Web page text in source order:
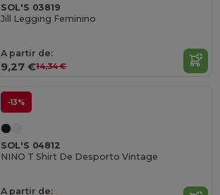
SOL'S 03819
Jill Legging Feminino
A partir de:
9,27 €14,34 €
-13%
SOL'S 04812
NINO T Shirt De Desporto Vintage
A partir de: